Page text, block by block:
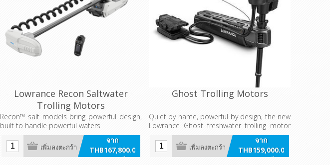
Lowrance Recon Saltwater
Trolling Motors
Recon™ salt models bring powerful design,
built to handle powerful waters
จาก
THB167,800.00
รวมภาษี
เพิ่มลงตะกร้า
Ghost Trolling Motors
Quiet by name, powerful by design, the new
Lowrance Ghost freshwater trolling motor
helps anglers fish longer, run faster and
move in closer without spooking fish.
Ghost’s revolutionary propulsion technology
จาก
THB159,000.00
รวมภาษี
เพิ่มลงตะกร้า